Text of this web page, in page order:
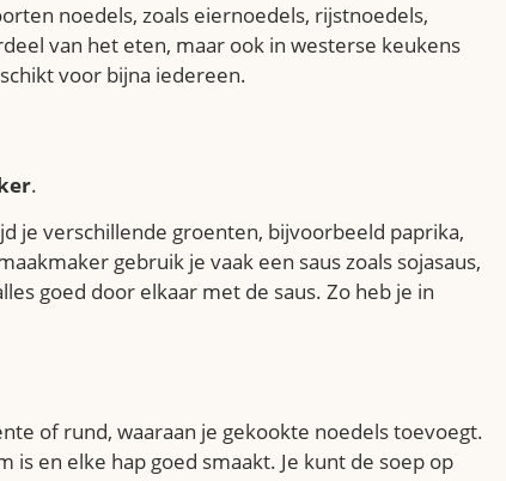
noedels, zoals eiernoedels, rijstnoedels,
van het eten, maar ook in westerse keukens
voor bijna iedereen.
.
je verschillende groenten, bijvoorbeeld paprika,
gebruik je vaak een saus zoals sojasaus,
goed door elkaar met de saus. Zo heb je in
of rund, waaraan je gekookte noedels toevoegt.
en elke hap goed smaakt. Je kunt de soep op